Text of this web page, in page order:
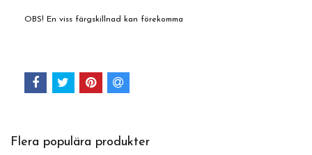
OBS! En viss färgskillnad kan förekomma
Flera populära produkter